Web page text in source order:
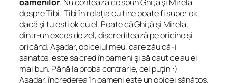
despre Tibi; Tibi în relaţia cu tine poate fi super ok,
dacă şi tu esti ok cu el. Poate că Ghiţă şi Mirela,
dintr-un exces de zel, discreditează pe oricine şi
oricând. Aşadar, obiceiul meu, care zău că-i
sanatos, este sa cred în oameni şi să caut ce au ei
mai bun. Până la proba contrarie, cel puţin :)
Aşadar, încrederea în oameni este un obicei sănătos.